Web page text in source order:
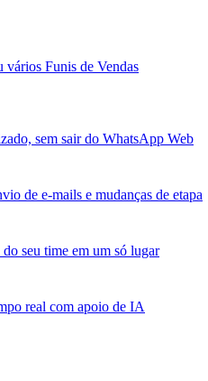
vários Funis de Vendas
sem sair do WhatsApp Web
de e-mails e mudanças de etapa
seu time em um só lugar
real com apoio de IA